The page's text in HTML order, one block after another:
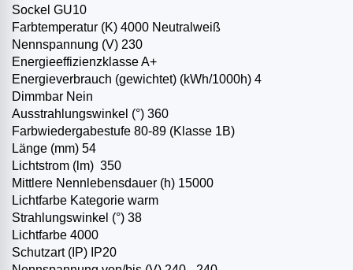
Sockel GU10
Farbtemperatur (K) 4000 Neutralweiß
Nennspannung (V) 230
Energieeffizienzklasse A+
Energieverbrauch (gewichtet) (kWh/1000h) 4
Dimmbar Nein
Ausstrahlungswinkel (°) 360
Farbwiedergabestufe 80-89 (Klasse 1B)
Länge (mm) 54
Lichtstrom (lm) 350
Mittlere Nennlebensdauer (h) 15000
Lichtfarbe Kategorie warm
Strahlungswinkel (°) 38
Lichtfarbe 4000
Schutzart (IP) IP20